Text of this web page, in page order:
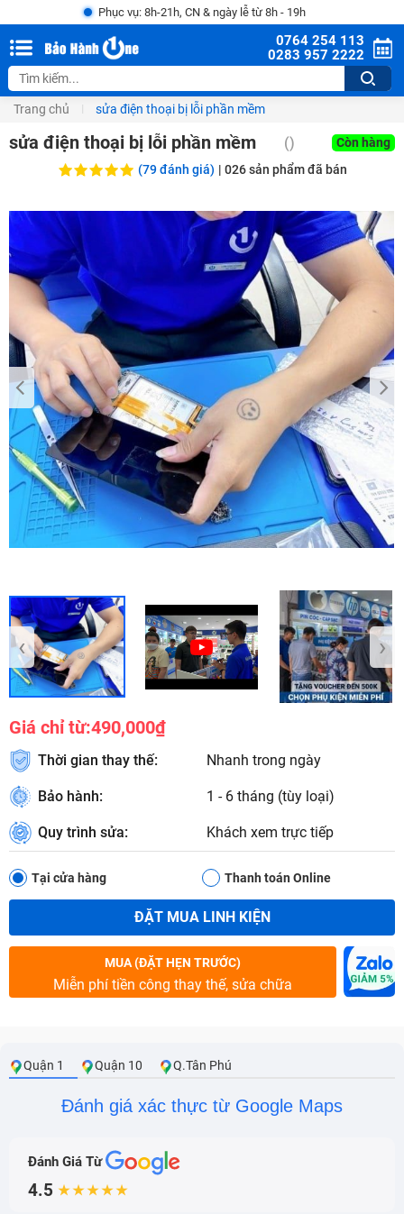
Phục vụ: 8h-21h, CN & ngày lễ từ 8h - 19h
0764 254 113
0283 957 2222
Trang chủ sửa điện thoại bị lỗi phần mềm
sửa điện thoại bị lỗi phần mềm ()
Còn hàng
(79 đánh giá) | 026sản phẩm đã bán
‹ ›
Giá chỉ từ:490,000₫
Thời gian thay thế: Nhanh trong ngày
Bảo hành: 1 - 6 tháng (tùy loại)
Quy trình sửa: Khách xem trực tiếp
Tại cửa hàng Thanh toán Online
ĐẶT MUA LINH KIỆN
MUA (ĐẶT HẸN TRƯỚC)
Miễn phí tiền công thay thế, sửa chữa
Quận 1 Quận 10 Q.Tân Phú
Đánh giá xác thực từ Google Maps
Đánh Giá Từ
4.5 ★★★★★